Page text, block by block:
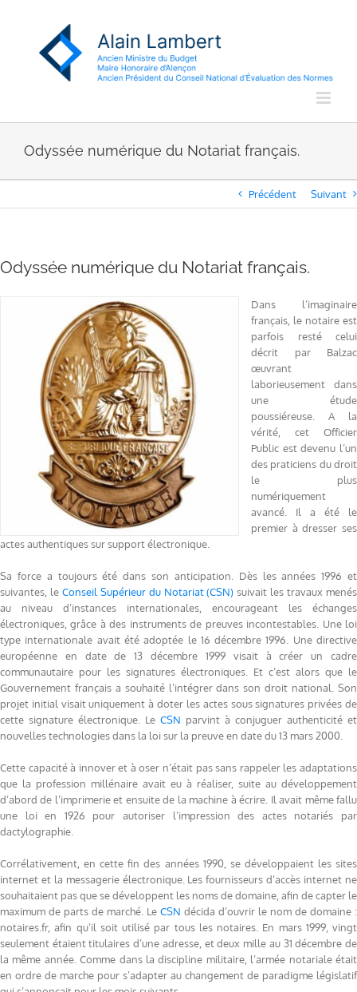
Odyssée numérique du Notariat français.
Précédent Suivant
Odyssée numérique du Notariat français.
Dans l’imaginaire
français, le notaire est
parfois resté celui
décrit par Balzac
œuvrant
laborieusement dans
une étude
poussiéreuse. A la
vérité, cet Officier
Public est devenu l’un
des praticiens du droit
le plus
numériquement
avancé. Il a été le
premier à dresser ses
actes authentiques sur support électronique.
Sa force a toujours été dans son anticipation. Dès les années 1996 et
suivantes, le Conseil Supérieur du Notariat(CSN) suivait les travaux menés
au niveau d’instances internationales, encourageant les échanges
électroniques, grâce à des instruments de preuves incontestables. Une loi
type internationale avait été adoptée le 16 décembre 1996. Une directive
européenne en date de 13 décembre 1999 visait à créer un cadre
communautaire pour les signatures électroniques. Et c’est alors que le
Gouvernement français a souhaité l’intégrer dans son droit national. Son
projet initial visait uniquement à doter les actes sous signatures privées de
cette signature électronique. Le CSN parvint à conjuguer authenticité et
nouvelles technologies dans la loi sur la preuve en date du 13 mars 2000.
Cette capacité à innover et à oser n’était pas sans rappeler les adaptations
que la profession millénaire avait eu à réaliser, suite au développement
d’abord de l’imprimerie et ensuite de la machine à écrire. Il avait même fallu
une loi en 1926 pour autoriser l’impression des actes notariés par
dactylographie.
Corrélativement, en cette fin des années 1990, se développaient les sites
internet et la messagerie électronique. Les fournisseurs d’accès internet ne
souhaitaient pas que se développent les noms de domaine, afin de capter le
maximum de parts de marché. Le CSN décida d’ouvrir le nom de domaine :
notaires.fr, afin qu’il soit utilisé par tous les notaires. En mars 1999, vingt
seulement étaient titulaires d’une adresse, et deux mille au 31 décembre de
la même année. Comme dans la discipline militaire, l’armée notariale était
en ordre de marche pour s’adapter au changement de paradigme législatif